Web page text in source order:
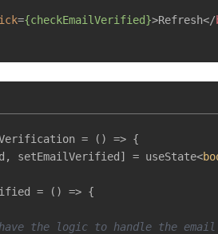
={checkEmailVerified}>Refresh</
= () => {
setEmailVerified] = useState<
= () => {
the logic to handle the